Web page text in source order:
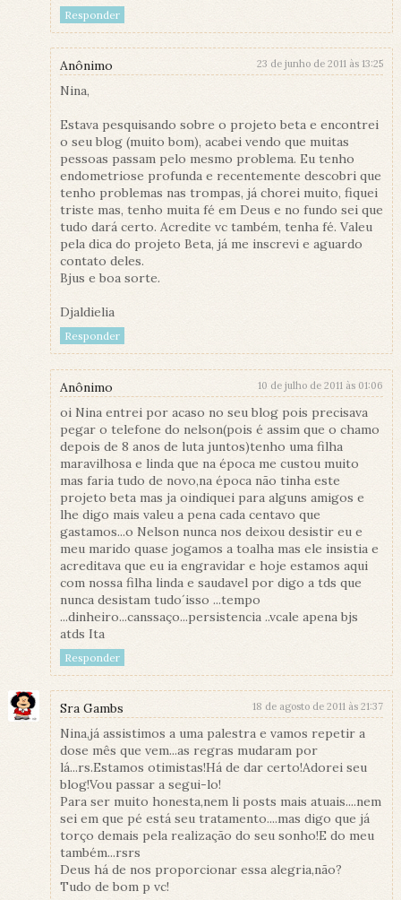
Responder
Anônimo 23 de junho de 2011 às 13:25
Nina,
Estava pesquisando sobre o projeto beta e encontrei
o seu blog (muito bom), acabei vendo que muitas
pessoas passam pelo mesmo problema. Eu tenho
endometriose profunda e recentemente descobri que
tenho problemas nas trompas, já chorei muito, fiquei
triste mas, tenho muita fé em Deus e no fundo sei que
tudo dará certo. Acredite vc também, tenha fé. Valeu
pela dica do projeto Beta, já me inscrevi e aguardo
contato deles.
Bjus e boa sorte.
Djaldielia
Responder
Anônimo 10 de julho de 2011 às 01:06
oi Nina entrei por acaso no seu blog pois precisava
pegar o telefone do nelson(pois é assim que o chamo
depois de 8 anos de luta juntos)tenho uma filha
maravilhosa e linda que na época me custou muito
mas faria tudo de novo,na época não tinha este
projeto beta mas ja oindiquei para alguns amigos e
lhe digo mais valeu a pena cada centavo que
gastamos...o Nelson nunca nos deixou desistir eu e
meu marido quase jogamos a toalha mas ele insistia e
acreditava que eu ia engravidar e hoje estamos aqui
com nossa filha linda e saudavel por digo a tds que
nunca desistam tudo´isso ...tempo
...dinheiro...canssaço...persistencia ..vcale apena bjs
atds Ita
Responder
Sra Gambs 18 de agosto de 2011 às 21:37
Nina,já assistimos a uma palestra e vamos repetir a
dose mês que vem...as regras mudaram por
lá...rs.Estamos otimistas!Há de dar certo!Adorei seu
blog!Vou passar a segui-lo!
Para ser muito honesta,nem li posts mais atuais....nem
sei em que pé está seu tratamento....mas digo que já
torço demais pela realização do seu sonho!E do meu
também...rsrs
Deus há de nos proporcionar essa alegria,não?
Tudo de bom p vc!